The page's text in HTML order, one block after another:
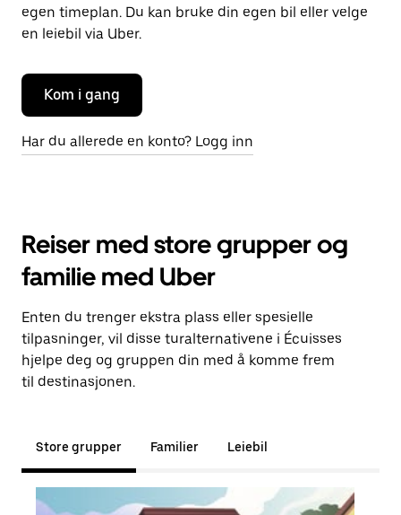
egen timeplan. Du kan bruke din egen bil eller velge
en leiebil via Uber.
Kom i gang
Har du allerede en konto? Logg inn
Reiser med store grupper og
familie med Uber
Enten du trenger ekstra plass eller spesielle
tilpasninger, vil disse turalternativene i Écuisses
hjelpe deg og gruppen din med å komme frem
til destinasjonen.
Store grupper Familier Leiebil